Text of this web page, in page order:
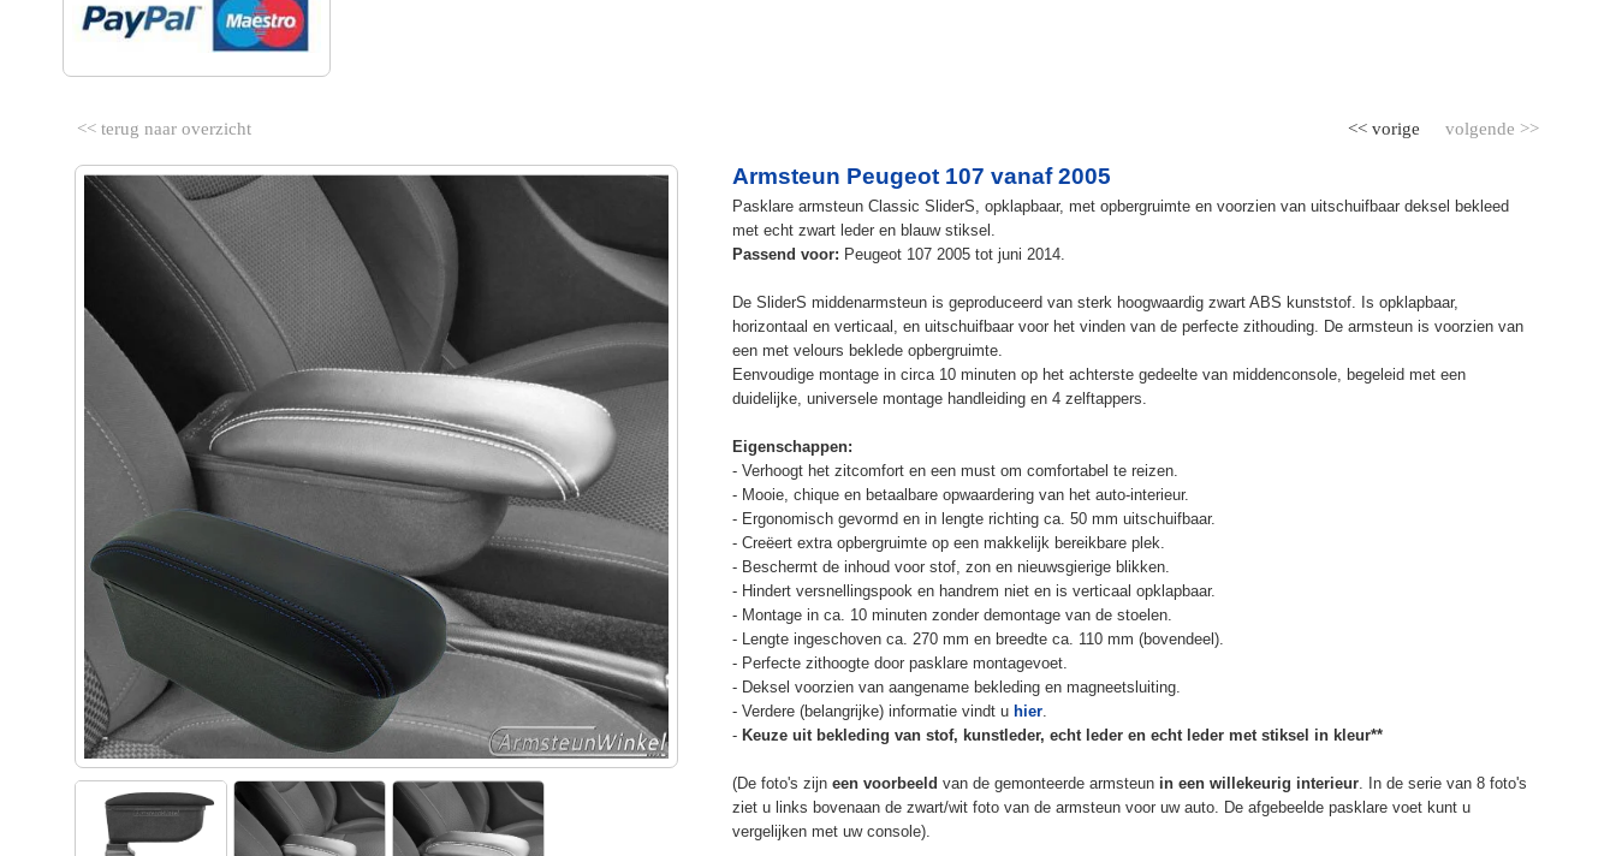
<< terug naar overzicht volgende >>
<< vorige
Armsteun Peugeot 107 vanaf 2005
Pasklare armsteun Classic SliderS, opklapbaar, met opbergruimte en voorzien van uitschuifbaar deksel bekleed
met echt zwart leder en blauw stiksel.
Passend voor: Peugeot 107 2005 tot juni 2014.
De SliderS middenarmsteun is geproduceerd van sterk hoogwaardig zwart ABS kunststof. Is opklapbaar,
horizontaal en verticaal, en uitschuifbaar voor het vinden van de perfecte zithouding. De armsteun is voorzien van
een met velours beklede opbergruimte.
Eenvoudige montage in circa 10 minuten op het achterste gedeelte van middenconsole, begeleid met een
duidelijke, universele montage handleiding en 4 zelftappers.
Eigenschappen:
- Verhoogt het zitcomfort en een must om comfortabel te reizen.
- Mooie, chique en betaalbare opwaardering van het auto-interieur.
- Ergonomisch gevormd en in lengte richting ca. 50 mm uitschuifbaar.
- Creëert extra opbergruimte op een makkelijk bereikbare plek.
- Beschermt de inhoud voor stof, zon en nieuwsgierige blikken.
- Hindert versnellingspook en handrem niet en is verticaal opklapbaar.
- Montage in ca. 10 minuten zonder demontage van de stoelen.
- Lengte ingeschoven ca. 270 mm en breedte ca. 110 mm (bovendeel).
- Perfecte zithoogte door pasklare montagevoet.
- Deksel voorzien van aangename bekleding en magneetsluiting.
- Verdere (belangrijke) informatie vindt u hier.
- Keuze uit bekleding van stof, kunstleder, echt leder en echt leder met stiksel in kleur**
(De foto's zijn een voorbeeld van de gemonteerde armsteun in een willekeurig interieur. In de serie van 8 foto's
ziet u links bovenaan de zwart/wit foto van de armsteun voor uw auto. De afgebeelde pasklare voet kunt u
vergelijken met uw console).